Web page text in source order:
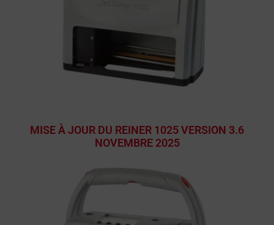
MISE À JOUR DU REINER 1025 VERSION 3.6
NOVEMBRE 2025